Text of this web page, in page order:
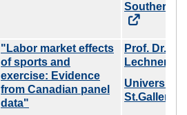
Southern
"Labor market effects
of sports and
exercise: Evidence
from Canadian panel
data"
Prof. Dr.
Lechner
Universität
St.Gallen